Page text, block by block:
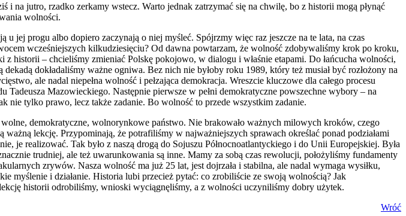
i na jutro, rzadko zerkamy wstecz. Warto jednak zatrzymać się na chwilę, bo z historii mogą płynąć
wolności.
jej progu albo dopiero zaczynają o niej myśleć. Spójrzmy więc raz jeszcze na te lata, na czas
wcześniejszych kilkudziesięciu? Od dawna powtarzam, że wolność zdobywaliśmy krok po kroku,
historii – chcieliśmy zmieniać Polskę pokojowo, w dialogu i właśnie etapami. Do łańcucha wolności,
dokładaliśmy ważne ogniwa. Bez nich nie byłoby roku 1989, który też musiał być rozłożony na
ale nadal niepełna wolność i pełzająca demokracja. Wreszcie kluczowe dla całego procesu
Mazowieckiego. Następnie pierwsze w pełni demokratyczne powszechne wybory – na
nie tylko prawo, lecz także zadanie. Bo wolność to przede wszystkim zadanie.
demokratyczne, wolnorynkowe państwo. Nie brakowało ważnych milowych kroków, czego
lekcję. Przypominają, że potrafiliśmy w najważniejszych sprawach określać ponad podziałami
je realizować. Tak było z naszą drogą do Sojuszu Północnoatlantyckiego i do Unii Europejskiej. Była
trudniej, ale też uwarunkowania są inne. Mamy za sobą czas rewolucji, położyliśmy fundamenty
zrywów. Nasza wolność ma już 25 lat, jest dojrzała i stabilna, ale nadal wymaga wysiłku,
myślenie i działanie. Historia lubi przecież pytać: co zrobiliście ze swoją wolnością? Jak
historii odrobiliśmy, wnioski wyciągnęliśmy, a z wolności uczyniliśmy dobry użytek.
Wróć